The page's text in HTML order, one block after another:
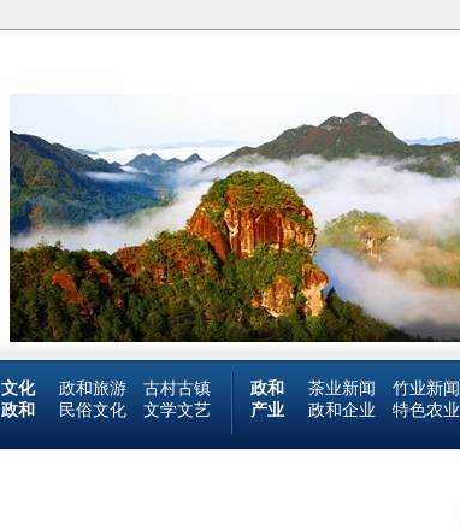
文化 政和旅游
古村古镇
政和
民俗文化 文学文艺
政和 茶业新闻
竹业新闻
产业
政和企业 特色农业